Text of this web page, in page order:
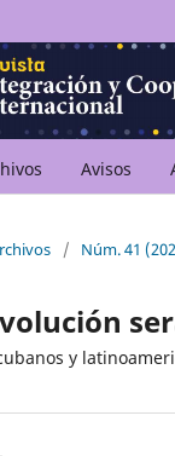
Avisos
/ Núm. 41
y